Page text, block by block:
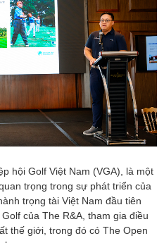
hội Golf Việt Nam (VGA), là một
trọng trong sự phát triển của
trọng tài Việt Nam đầu tiên
của The R&A, tham gia điều
thế giới, trong đó có The Open